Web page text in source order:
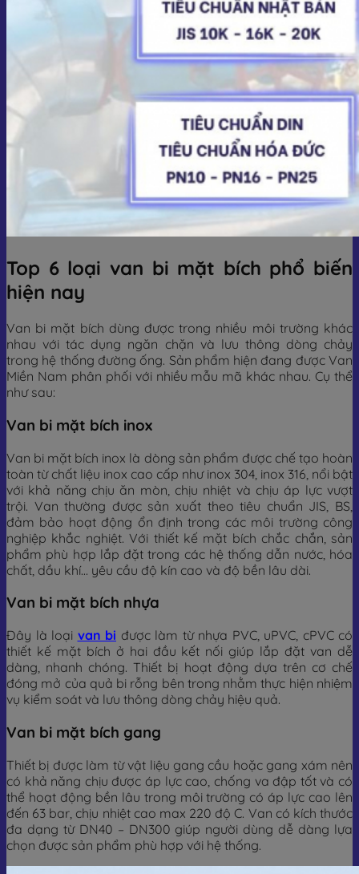
Top 6 loại van bi mặt bích phổ biến
hiện nay
Van bi mặt bích dùng được trong nhiều môi trường khác
nhau với tác dụng ngăn chặn và lưu thông dòng chảy
trong hệ thống đường ống. Sản phẩm hiện đang được Van
Miền Nam phân phối với nhiều mẫu mã khác nhau. Cụ thể
như sau:
Van bi mặt bích inox
Van bi mặt bích inox là dòng sản phẩm được chế tạo hoàn
toàn từ chất liệu inox cao cấp như inox 304, inox 316, nổi bật
với khả năng chịu ăn mòn, chịu nhiệt và chịu áp lực vượt
trội. Van thường được sản xuất theo tiêu chuẩn JIS, BS,
đảm bảo hoạt động ổn định trong các môi trường công
nghiệp khắc nghiệt. Với thiết kế mặt bích chắc chắn, sản
phẩm phù hợp lắp đặt trong các hệ thống dẫn nước, hóa
chất, dầu khí… yêu cầu độ kín cao và độ bền lâu dài.
Van bi mặt bích nhựa
Đây là loại van bi được làm từ nhựa PVC, uPVC, cPVC có
thiết kế mặt bích ở hai đầu kết nối giúp lắp đặt van dễ
dàng, nhanh chóng. Thiết bị hoạt động dựa trên cơ chế
đóng mở của quả bi rỗng bên trong nhằm thực hiện nhiệm
vụ kiểm soát và lưu thông dòng chảy hiệu quả.
Van bi mặt bích gang
Thiết bị được làm từ vật liệu gang cầu hoặc gang xám nên
có khả năng chịu được áp lực cao, chống va đập tốt và có
thể hoạt động bền lâu trong môi trường có áp lực cao lên
đến 63 bar, chịu nhiệt cao max 220 độ C. Van có kích thước
đa dạng từ DN40 – DN300 giúp người dùng dễ dàng lựa
chọn được sản phẩm phù hợp với hệ thống.